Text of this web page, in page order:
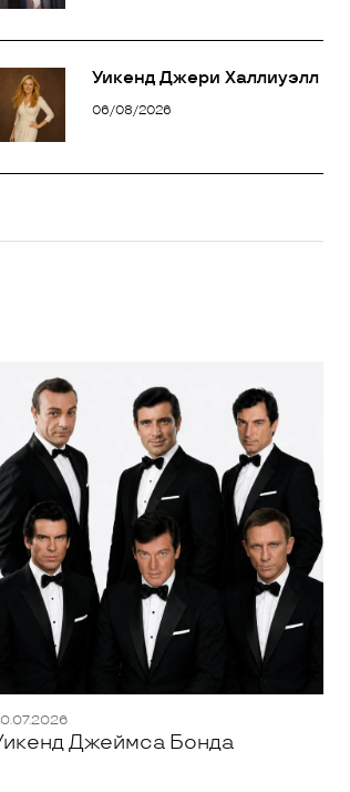
Уикенд Джери Халлиуэлл
06/08/2026
Джеймса Бонда